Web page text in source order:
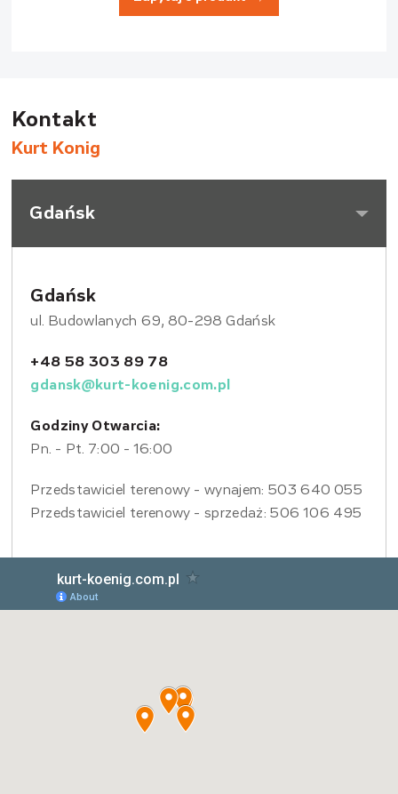
Kontakt
Kurt Konig
Gdańsk
Gdańsk
ul. Budowlanych 69, 80-298 Gdańsk
+48 58 303 89 78
gdansk@kurt-koenig.com.pl
Godziny Otwarcia:
Pn. - Pt. 7:00 - 16:00
Przedstawiciel terenowy - wynajem: 503 640 055
Przedstawiciel terenowy - sprzedaż: 506 106 495